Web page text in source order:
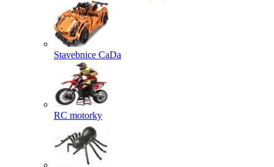
Stavebnice CaDa
RC motorky